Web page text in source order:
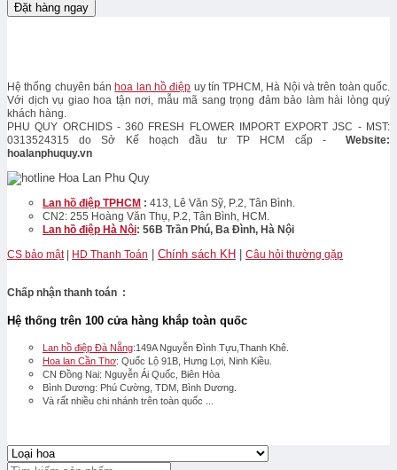
Đặt hàng ngay
Hệ thống chuyên bán hoa lan hồ điệp uy tín TPHCM, Hà Nội và trên toàn quốc.
Với dịch vụ giao hoa tận nơi, mẫu mã sang trọng đảm bảo làm hài lòng quý
khách hàng.
PHU QUY ORCHIDS - 360 FRESH FLOWER IMPORT EXPORT JSC - MST:
0313524315 do Sở Kế hoạch đầu tư TP HCM cấp - Website:
hoalanphuquy.vn
Lan hồ điệp TPHCM : 413, Lê Văn Sỹ, P.2, Tân Bình.
CN2: 255 Hoàng Văn Thụ, P.2, Tân Bình, HCM.
Lan hồ điệp Hà Nội: 56B Trần Phú, Ba Đình, Hà Nội
CS bảo mật| HD Thanh Toán Chính sách KH Câu hỏi thường gặp
Chấp nhận thanh toán :
Hệ thống trên 100 cửa hàng khắp toàn quốc
Lan hồ điệp Đà Nẵng:149A Nguyễn Đình Tựu,Thanh Khê.
Hoa lan Cần Thơ: Quốc Lộ 91B, Hưng Lợi, Ninh Kiều.
CN Đồng Nai: Nguyễn Ái Quốc, Biên Hòa
Bình Dương: Phú Cường, TDM, Bình Dương.
Và rất nhiều chi nhánh trên toàn quốc ...